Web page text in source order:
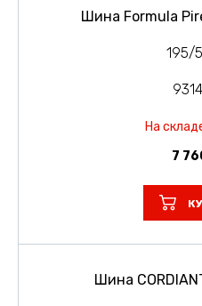
Шина Formula
195/
На
7
Шина